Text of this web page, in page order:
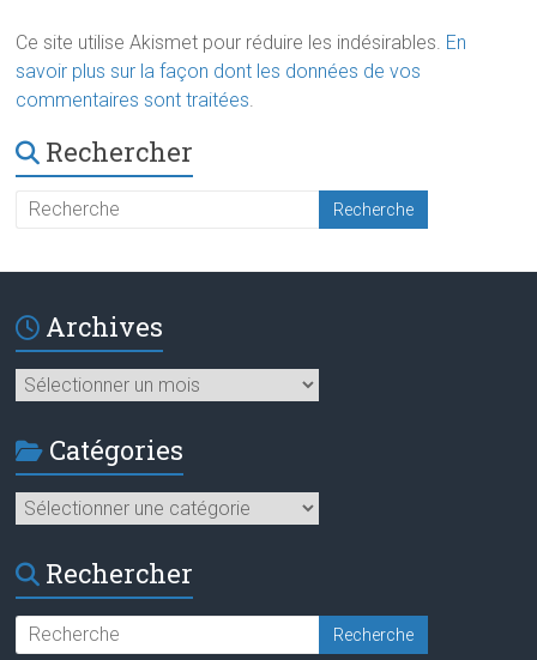
Ce site utilise Akismet pour réduire les indésirables. En
savoir plus sur la façon dont les données de vos
commentaires sont traitées
Rechercher
Archives
Archives
Catégories
Catégories
Rechercher